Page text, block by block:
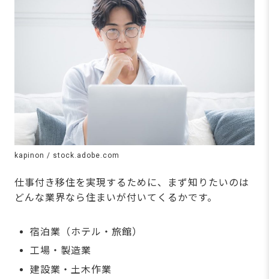
kapinon / stock.adobe.com
仕事付き移住を実現するために、まず知りたいのは
どんな業界なら住まいが付いてくるかです。
宿泊業（ホテル・旅館）
工場・製造業
建設業・土木作業